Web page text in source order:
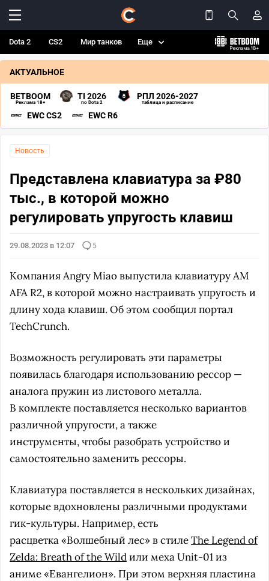
Dota 2 CS2 Мир танков Еще
АКТУАЛЬНОЕ
BETBOOM
Реклама 18+
TI 2026
по Dota 2
РПЛ 2026-2027
таблица и расписание
EWC CS2 EWC R6
Новость
Представлена клавиатура за ₽80
тыс., в которой можно
регулировать упругость клавиш
29.08.2023 в 12:07 5
Компания Angry Miao выпустила клавиатуру AM
AFA R2, в которой можно настраивать упругость и
длину хода клавиш. Об этом сообщил портал
TechCrunch.
Возможность регулировать эти параметры
появилась благодаря использованию рессор —
аналога пружин из листового металла.
В комплекте поставляется несколько вариантов
различной упругости, а также
инструменты, чтобы разобрать устройство и
самостоятельно заменить рессоры.
Клавиатура поставляется в нескольких дизайнах,
которые вдохновлены различными продуктами
гик-культуры. Например, есть
расцветка «Волшебный лес» в стилеThe Legend of
Zelda: Breath of the Wildили меха Unit-01 из
аниме «Евангелион». При этом верхняя пластина